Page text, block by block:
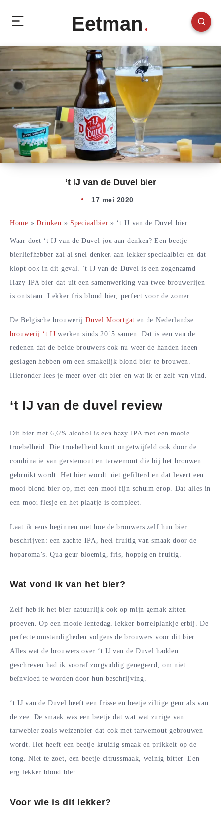
Eetman
‘t IJ van de Duvel bier
17 mei 2020
Home » Drinken » Speciaalbier » ‘t IJ van de Duvel bier
Waar doet ‘t IJ van de Duvel jou aan denken? Een beetje
bierliefhebber zal al snel denken aan lekker speciaalbier en dat
klopt ook in dit geval. ‘t IJ van de Duvel is een zogenaamd
Hazy IPA bier dat uit een samenwerking van twee brouwerijen
is ontstaan. Lekker fris blond bier, perfect voor de zomer.
De Belgische brouwerijDuvel Moortgat en de Nederlandse
brouwerij ‘t IJ werken sinds 2015 samen. Dat is een van de
redenen dat de beide brouwers ook nu weer de handen ineen
geslagen hebben om een smakelijk blond bier te brouwen.
Hieronder lees je meer over dit bier en wat ik er zelf van vind.
‘t IJ van de duvel review
Dit bier met 6,6% alcohol is een hazy IPA met een mooie
troebelheid. Die troebelheid komt ongetwijfeld ook door de
combinatie van gerstemout en tarwemout die bij het brouwen
gebruikt wordt. Het bier wordt niet gefilterd en dat levert een
mooi blond bier op, met een mooi fijn schuim erop. Dat alles in
een mooi flesje en het plaatje is compleet.
Laat ik eens beginnen met hoe de brouwers zelf hun bier
beschrijven: een zachte IPA, heel fruitig van smaak door de
hoparoma’s. Qua geur bloemig, fris, hoppig en fruitig.
Wat vond ik van het bier?
Zelf heb ik het bier natuurlijk ook op mijn gemak zitten
proeven. Op een mooie lentedag, lekker borrelplankje erbij. De
perfecte omstandigheden volgens de brouwers voor dit bier.
Alles wat de brouwers over ‘t IJ van de Duvel hadden
geschreven had ik vooraf zorgvuldig genegeerd, om niet
beïnvloed te worden door hun beschrijving.
‘t IJ van de Duvel heeft een frisse en beetje ziltige geur als van
de zee. De smaak was een beetje dat wat wat zurige van
tarwebier zoals weizenbier dat ook met tarwemout gebrouwen
wordt. Het heeft een beetje kruidig smaak en prikkelt op de
tong. Niet te zoet, een beetje citrussmaak, weinig bitter. Een
erg lekker blond bier.
Voor wie is dit lekker?